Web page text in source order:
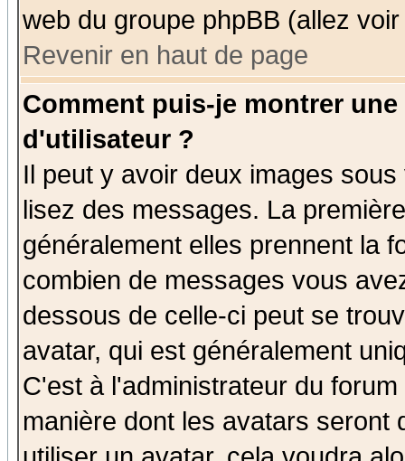
web du groupe phpBB (allez
Revenir en haut de page
Comment puis-je montrer
d'utilisateur ?
Il peut y avoir deux images
lisez des messages. La
généralement elles prennent la
combien de messages vous
dessous de celle-ci peut se
avatar, qui est généralement
C'est à l'administrateur du
manière dont les avatars seront